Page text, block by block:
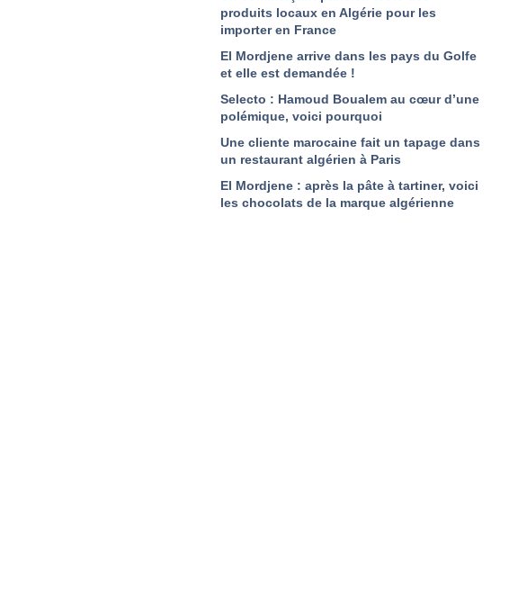
produits locaux en Algérie pour les
importer en France
El Mordjene arrive dans les pays du Golfe
et elle est demandée !
Selecto : Hamoud Boualem au cœur d’une
polémique, voici pourquoi
Une cliente marocaine fait un tapage dans
un restaurant algérien à Paris
El Mordjene : après la pâte à tartiner, voici
les chocolats de la marque algérienne